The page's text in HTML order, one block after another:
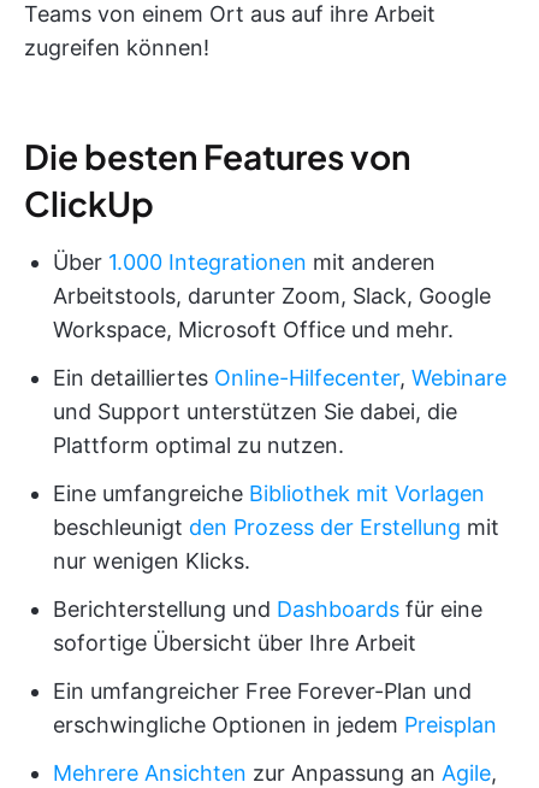
Teams von einem Ort aus auf ihre Arbeit
zugreifen können!
Die besten Features von
ClickUp
Über 1.000 Integrationen mit anderen
Arbeitstools, darunter Zoom, Slack, Google
Workspace, Microsoft Office und mehr.
Ein detailliertes Online-Hilfecenter, Webinare
und Support unterstützen Sie dabei, die
Plattform optimal zu nutzen.
Eine umfangreiche Bibliothek mit Vorlagen
beschleunigt den Prozess der Erstellung mit
nur wenigen Klicks.
Berichterstellung und Dashboards für eine
sofortige Übersicht über Ihre Arbeit
Ein umfangreicher Free Forever-Plan und
erschwingliche Optionen in jedem Preisplan
Mehrere Ansichten zur Anpassung an Agile,